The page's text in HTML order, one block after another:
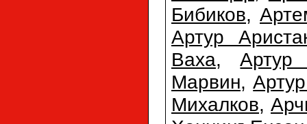
Бибиков,
Артур
Ваха,Артур
Марвин,
Михалков,